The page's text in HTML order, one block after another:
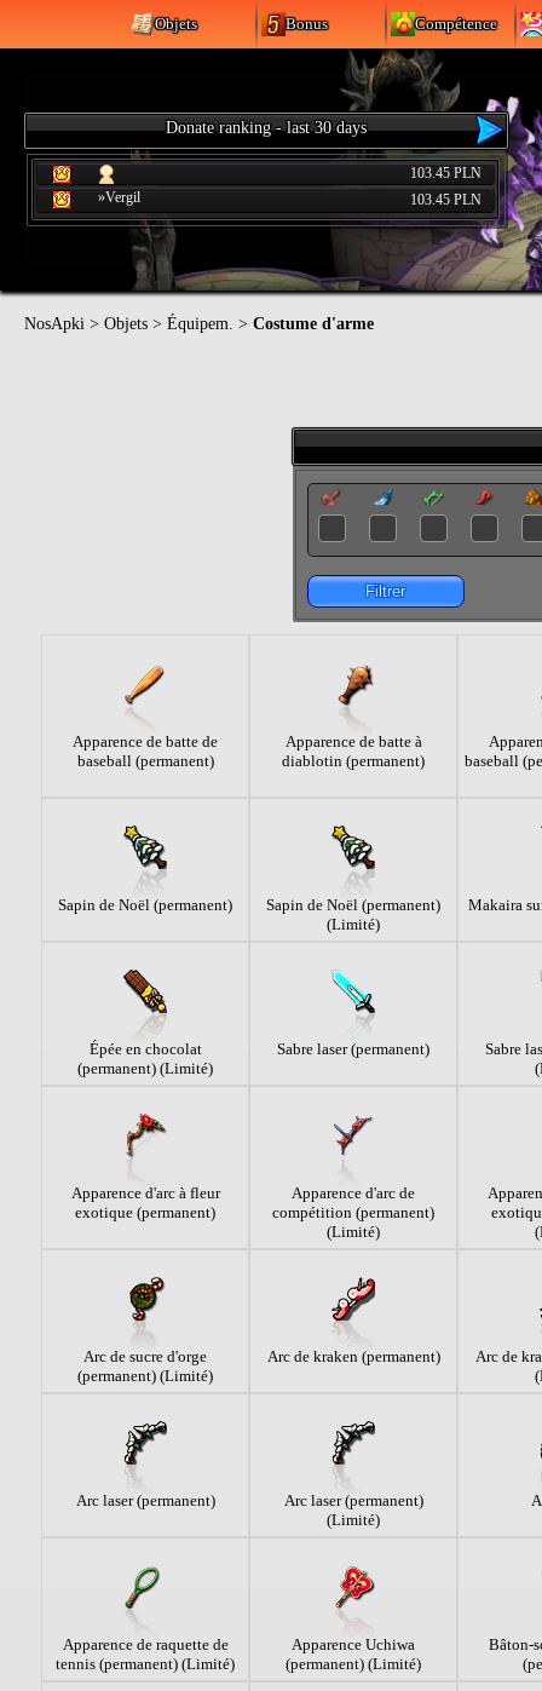
Objets Bonus Compétence
Donate ranking - last 30 days
103.45 PLN
»Vergil
103.45 PLN
NosApki > Objets > Équipem. > Costume d'arme
Filtrer
Apparence de batte de
baseball (permanent)
Apparence de batte à
diablotin (permanent)
baseball
Sapin de Noël (permanent)
Sapin de Noël (permanent)
(Limité)
Makaira
Épée en chocolat
(permanent) (Limité)
Sabre laser (permanent)
Sabre
Apparence d'arc à fleur
exotique (permanent)
Apparence d'arc de
compétition (permanent)
(Limité)
Arc de sucre d'orge
(permanent) (Limité)
Arc de kraken (permanent)
Arc de
Arc laser (permanent)
Arc laser (permanent)
(Limité)
Apparence de raquette de
tennis (permanent) (Limité)
Apparence Uchiwa
(permanent) (Limité)
Bâton-